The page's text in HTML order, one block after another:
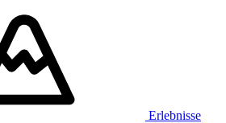
Erlebnisse